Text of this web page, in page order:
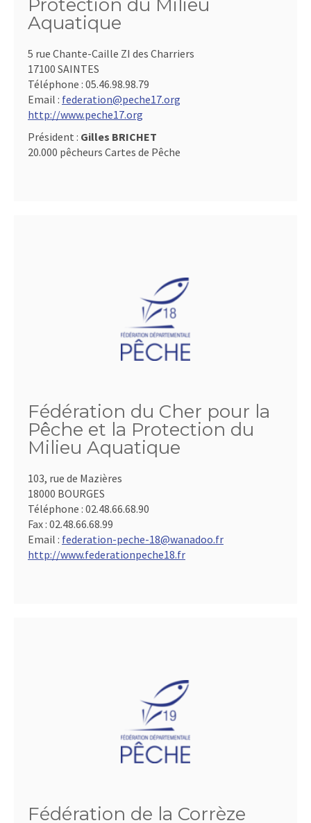
Protection du Milieu
Aquatique
5 rue Chante-Caille ZI des Charriers
17100 SAINTES
Téléphone : 05.46.98.98.79
Email : federation@peche17.org
http://www.peche17.org
Président : Gilles BRICHET
20.000 pêcheurs Cartes de Pêche
Fédération du Cher pour la
Pêche et la Protection du
Milieu Aquatique
103, rue de Mazières
18000 BOURGES
Téléphone : 02.48.66.68.90
Fax : 02.48.66.68.99
Email : federation-peche-18@wanadoo.fr
http://www.federationpeche18.fr
Fédération de la Corrèze